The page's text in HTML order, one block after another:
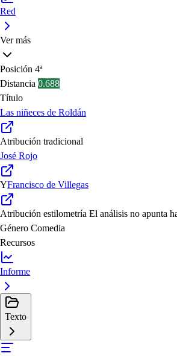
Red
Ver más
Posición 4ª
Distancia 0.688
Título
Las niñeces de Roldán
Atribución tradicional
José Rojo
YFrancisco de Villegas
Atribución estilometría El análisis no apunta
Género Comedia
Recursos
Informe
Texto